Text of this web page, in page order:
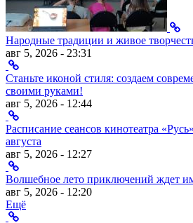
Народные традиции и живое
авг 5, 2026 - 23:31
Станьте иконой стиля: создаем
своими руками!
авг 5, 2026 - 12:44
Расписание сеансов кинотеатра
августа
авг 5, 2026 - 12:27
Волшебное лето приключений ждет
авг 5, 2026 - 12:20
Ещё